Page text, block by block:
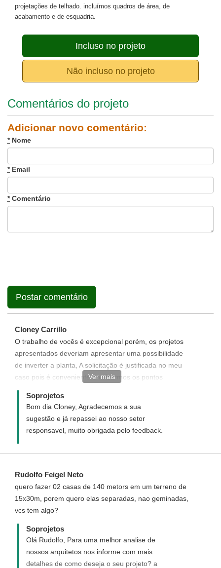
projetações de telhado. incluímos quadros de área, de
acabamento e de esquadria.
Incluso no projeto
Não incluso no projeto
Comentários do projeto
Adicionar novo comentário:
*Nome
*Email
*Comentário
Cloney Carrillo
O trabalho de vocês é excepcional porém, os projetos
apresentados deveriam apresentar uma possibilidade
de inverter a planta, A solicitação é justificada no meu
caso pois é conveniente analisarmos os pontos
colaterais (Leste/Oeste) para o correta orientação
visando incidência do sol nascente,
chuvas,ventos....etc.... Fica aqui a sugestão para
aprimorarem o que já está excepcional, se for possível.
Ver mais
Soprojetos
Bom dia Cloney, Agradecemos a sua
sugestão e já repassei ao nosso setor
responsavel, muito obrigada pelo feedback.
Rudolfo Feigel Neto
quero fazer 02 casas de 140 metors em um terreno de
15x30m, porem quero elas separadas, nao geminadas,
vcs tem algo?
Soprojetos
Olá Rudolfo, Para uma melhor analise de
nossos arquitetos nos informe com mais
detalhes de como deseja o seu projeto? a